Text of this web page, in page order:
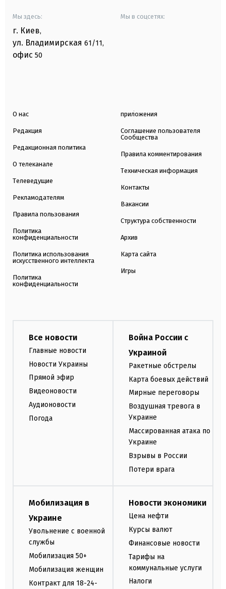
Мы здесь:
г. Киев,
ул. Владимирская 61/11,
офис 50
Мы в соцсетях:
О нас
Редакция
Редакционная политика
О телеканале
Телеведущие
Рекламодателям
Правила пользования
Политика
конфиденциальности
Политика использования
искусственного интеллекта
Политика
конфиденциальности
приложения
Соглашение пользователя
Сообщества
Правила комментирования
Техническая информация
Контакты
Вакансии
Структура собственности
Архив
Карта сайта
Игры
Все новости
Главные новости
Новости Украины
Прямой эфир
Видеоновости
Аудионовости
Погода
Война России с
Украиной
Ракетные обстрелы
Карта боевых действий
Мирные переговоры
Воздушная тревога в
Украине
Массированная атака по
Украине
Взрывы в России
Потери врага
Мобилизация в
Украине
Увольнение с военной
службы
Мобилизация 50+
Мобилизация женщин
Контракт для 18-24-
Новости экономики
Цена нефти
Курсы валют
Финансовые новости
Тарифы на
коммунальные услуги
Налоги